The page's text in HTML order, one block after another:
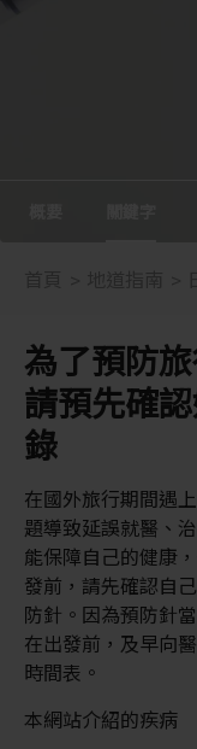
為了預防
請預先確
錄
在國外旅行期間遇
題導致延誤就醫、
能保障自己的健康
發前，請先確認自
防針。因為預防針
在出發前，及早向
時間表。
本網站介紹的疾病